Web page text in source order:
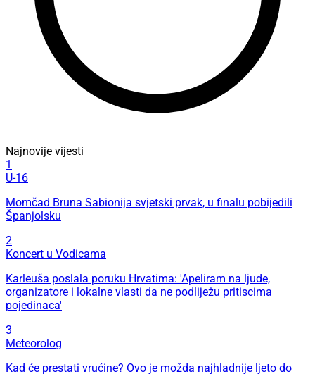
Najnovije vijesti
1
U-16
Momčad Bruna Sabionija svjetski prvak, u finalu pobijedili
Španjolsku
2
Koncert u Vodicama
Karleuša poslala poruku Hrvatima: 'Apeliram na ljude,
organizatore i lokalne vlasti da ne podliježu pritiscima
pojedinaca'
3
Meteorolog
Kad će prestati vrućine? Ovo je možda najhladnije ljeto do